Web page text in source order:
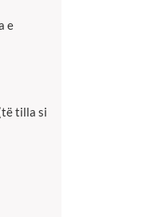
e
tilla si